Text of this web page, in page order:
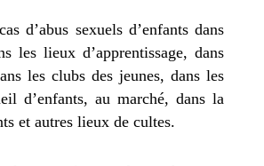
d’abus sexuels d’enfants dans
les lieux d’apprentissage, dans
les clubs des jeunes, dans les
d’enfants, au marché, dans la
et autres lieux de cultes.